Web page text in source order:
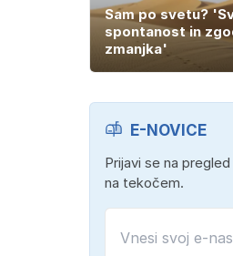
Sam po svetu?
spontanost in
zmanjka'
E-NOVICE
Prijavi se na
na tekočem.